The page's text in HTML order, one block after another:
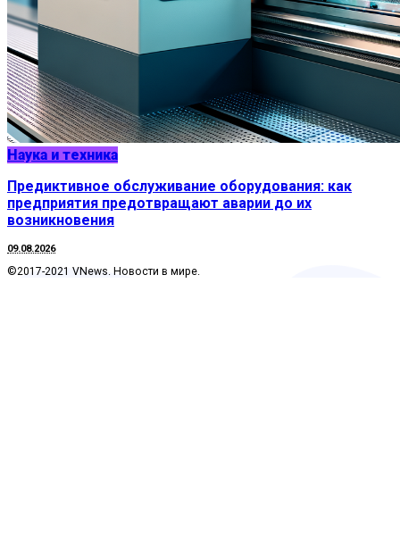
Наука и техника
Предиктивное обслуживание оборудования: как
предприятия предотвращают аварии до их
возникновения
09.08.2026
©2017-2021 VNews. Новости в мире.